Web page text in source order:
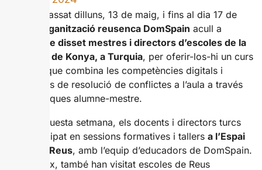
Des del passat dilluns, 13 de maig, i fins al dia 17 de
l’organització reusenca DomSpain acull a
grup de disset mestres i directors d’escoles de la
província de Konya, a Turquia, per oferir-los-hi un curs
formatiu que combina les competències digitals i
estratègies de resolució de conflictes a l’aula a través
de dinàmiques alumne-mestre.
Durant aquesta setmana, els docents i directors turcs
han participat en sessions formatives i tallersa l’Espai
Boule de Reus, amb l’equip d’educadors de DomSpain.
Així mateix, també han visitat escoles de Reus